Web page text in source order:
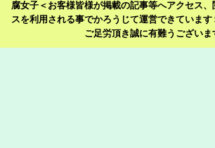
腐女子＜お客様皆様が掲載の記事等へアクセス
スを利用される事でかろうじて運営できていま
ご足労頂き誠に有難うございま